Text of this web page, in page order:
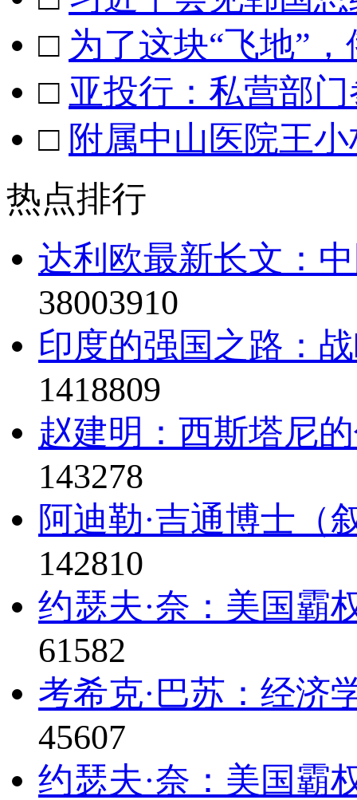
□ 为了这块“飞地”
□ 亚投行：私营部
□ 附属中山医院王
热点排行
达利欧最新长文：
38003910
印度的强国之路：
1418809
赵建明：西斯塔尼
143278
阿迪勒·吉通博士（
142810
约瑟夫·奈：美国霸
61582
考希克·巴苏：经济
45607
约瑟夫·奈：美国霸